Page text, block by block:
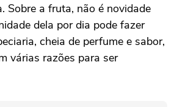
Sobre a fruta, não é novidade
dela por dia pode fazer
cheia de perfume e sabor,
várias razões para ser